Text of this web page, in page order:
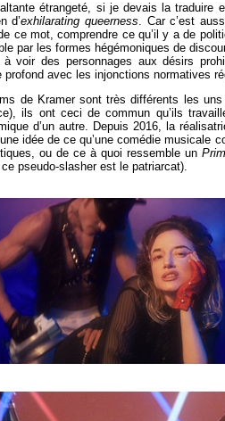
étrangeté, si je devais la traduire
d’exhilarating queerness. Car c’est
ce mot, comprendre ce qu’il y a de
par les formes hégémoniques de
voir des personnages aux désirs
profond avec les injonctions normatives
de Kramer sont très différents les
ils ont ceci de commun qu’ils
d’un autre. Depuis 2016, la
idée de ce qu’une comédie musicale
ou de ce à quoi ressemble un
pseudo-slasher est le patriarcat).